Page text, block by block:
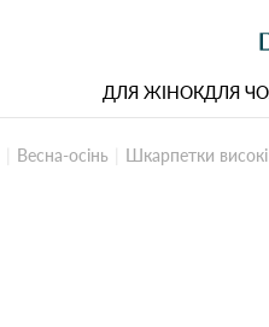
ДЛЯ ЖІНОКДЛЯ
Весна-осінь Шкарпетки